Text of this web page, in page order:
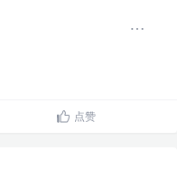
点赞